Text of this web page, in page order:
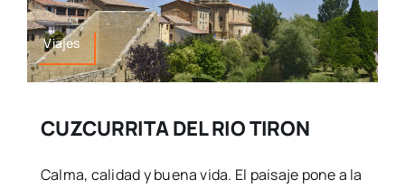
Viajes
CUZCURRITA DEL RIO TIRON
Calma, calidad y buena vida. El paisaje pone a la